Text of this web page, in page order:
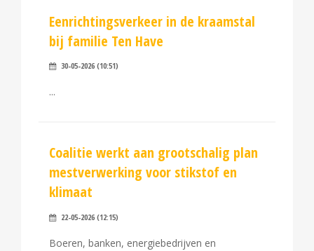
Eenrichtingsverkeer in de kraamstal
bij familie Ten Have
30-05-2026 (10:51)
Coalitie werkt aan grootschalig plan
mestverwerking voor stikstof en
klimaat
22-05-2026 (12:15)
Boeren, banken, energiebedrijven en